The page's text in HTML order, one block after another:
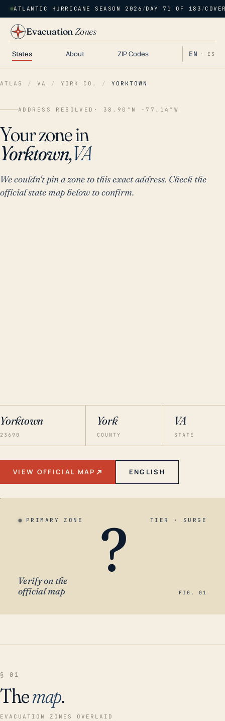
ATLANTIC HURRICANE SEASON 2026 /DAY 71 OF 183 /
EvacuationZones
States About ZIP Codes EN · ES
ATLAS / VA / YORK CO. / YORKTOWN
ADDRESS RESOLVED · 38.90°N -77.14°W
Your zone in
Yorktown,VA
We couldn't pin a zone to this exact address. Check the
official state map below to confirm.
Yorktown
23690
York
COUNTY
VA
STATE
VIEW OFFICIAL MAP ENGLISH
PRIMARY ZONE TIER · SURGE
?
Verify on the
official map
FIG. 01
§ 01
Themap.
EVACUATION ZONES OVERLAID